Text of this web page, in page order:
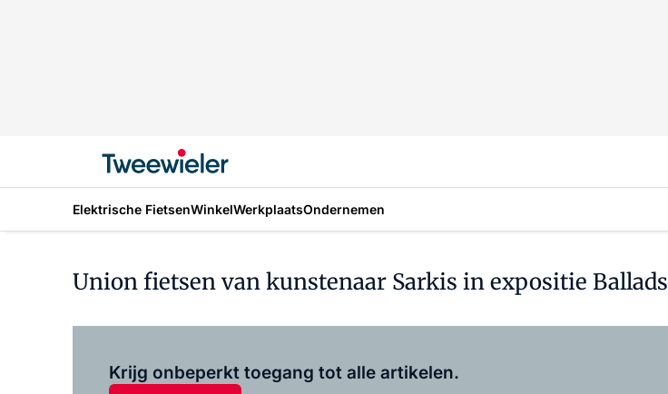
Elektrische FietsenWinkelWerkplaatsOndernemen
Union fietsen van kunstenaar Sarkis in expositie Ballads
Krijg onbeperkt toegang tot alle artikelen.